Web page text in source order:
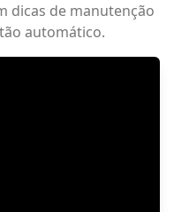
dicas de manutenção
automático.